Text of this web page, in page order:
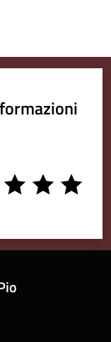
5
stars
4
stars
3
stars